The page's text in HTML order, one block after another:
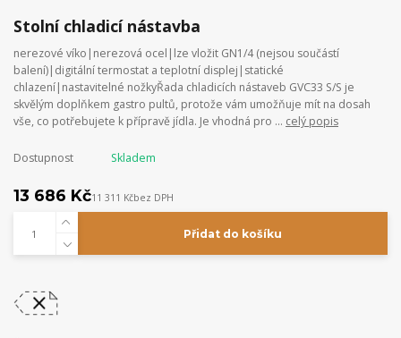
Stolní chladicí nástavba
nerezové víko|nerezová ocel|lze vložit GN1/4 (nejsou součástí
balení)|digitální termostat a teplotní displej|statické
chlazení|nastavitelné nožkyŘada chladicích nástaveb GVC33 S/S je
skvělým doplňkem gastro pultů, protože vám umožňuje mít na dosah
vše, co potřebujete k přípravě jídla. Je vhodná pro ... celý popis
Dostupnost Skladem
13 686 Kč11 311 Kčbez DPH
Přidat do košíku